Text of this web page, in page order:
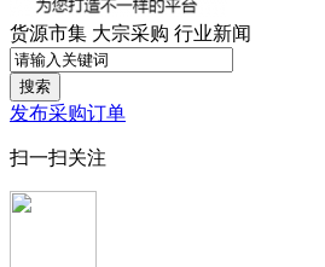
货源市集 大宗采购 行业新闻
搜索
发布采购订单
扫一扫关注